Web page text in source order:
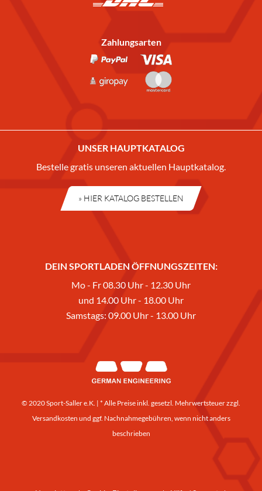
Zahlungsarten
UNSER HAUPTKATALOG
Bestelle gratis unseren aktuellen Hauptkatalog.
» HIER KATALOG BESTELLEN
DEIN SPORTLADEN ÖFFNUNGSZEITEN:
Mo - Fr 08.30 Uhr - 12.30 Uhr
und 14.00 Uhr - 18.00 Uhr
Samstags: 09.00 Uhr - 13.00 Uhr
© 2020 Sport-Saller e.K. | * Alle Preise inkl. gesetzl. Mehrwertsteuer zzgl.
Versandkosten und ggf. Nachnahmegebühren, wenn nicht anders
beschrieben